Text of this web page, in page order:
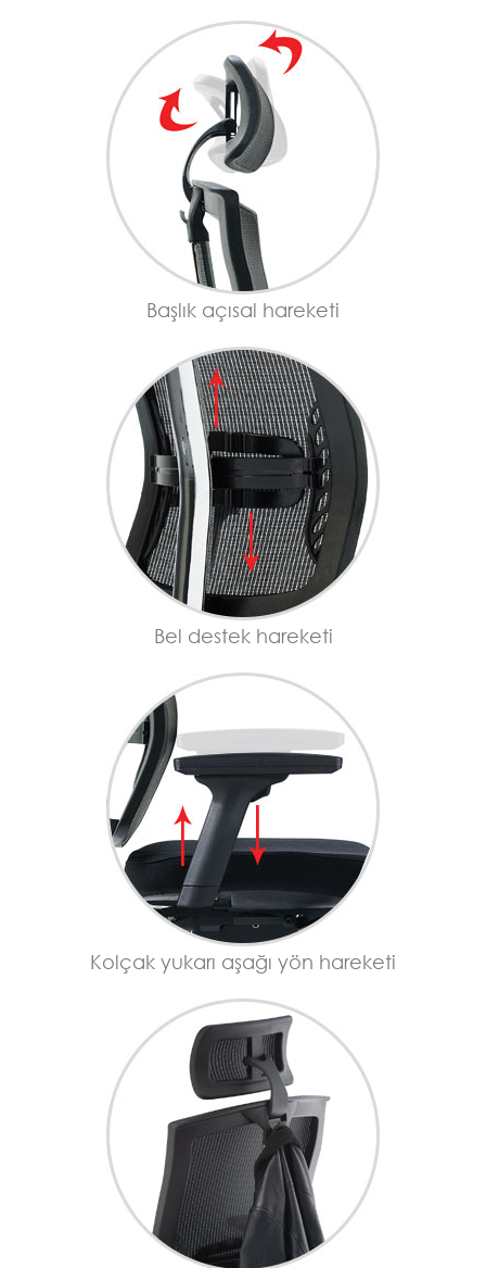
Başlık açısal hareketi
Bel destek hareketi
Kolçak yukarı aşağı yön hareketi